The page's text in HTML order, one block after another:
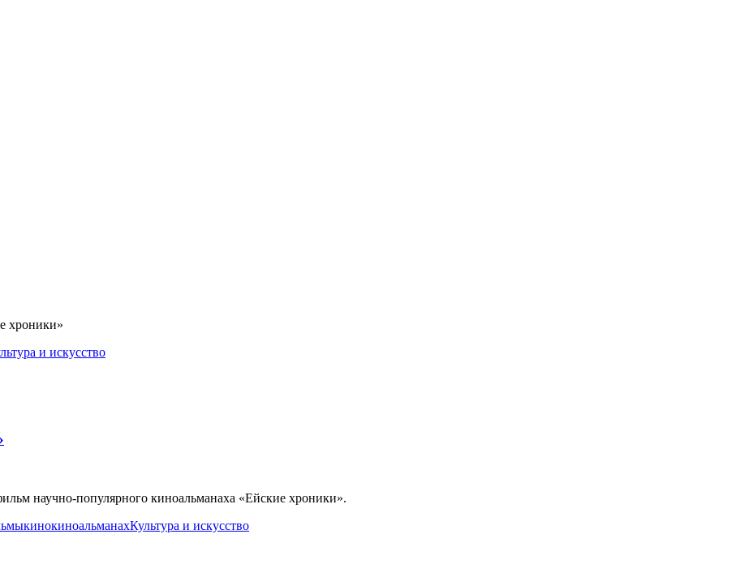
хроники»
и искусство
научно-популярного киноальманаха «Ейские хроники».
кинокиноальманахКультура и искусство